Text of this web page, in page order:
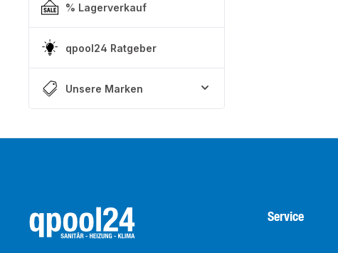
% Lagerverkauf
qpool24 Ratgeber
Unsere Marken
Service